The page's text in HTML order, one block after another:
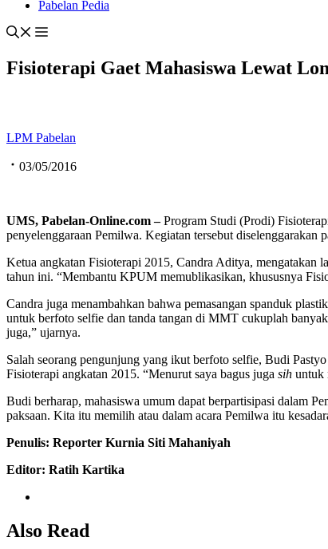
Pabelan Pedia
Fisioterapi Gaet Mahasiswa Lewat
LPM Pabelan
03/05/2016
UMS, Pabelan-Online.com –Program Studi (Prodi)
penyelenggaraan Pemilwa. Kegiatan tersebut
Ketua angkatan Fisioterapi 2015, Candra Aditya, mengatakan
tahun ini. “Membantu KPUM memublikasikan, khususnya
Candra juga menambahkan bahwa pemasangan spanduk
untuk berfoto selfie dan tanda tangan di MMT cukuplah
juga,” ujarnya.
Salah seorang pengunjung yang ikut berfoto selfie, Budi
Fisioterapi angkatan 2015. “Menurut saya bagus juga sih untuk
Budi berharap, mahasiswa umum dapat berpartisipasi dalam
paksaan. Kita itu memilih atau dalam acara Pemilwa itu
Penulis: Reporter Kurnia Siti Mahaniyah
Editor: Ratih Kartika
Also Read